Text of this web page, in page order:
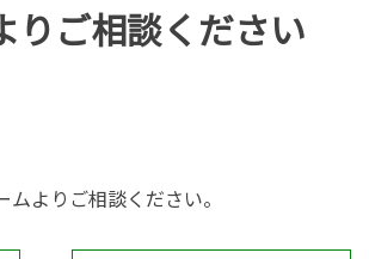
りご相談ください
よりご相談ください。